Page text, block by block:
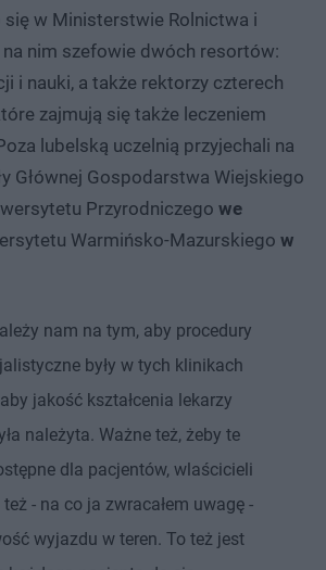
się w Ministerstwie Rolnictwa i
na nim szefowie dwóch resortów:
i nauki, a także rektorzy czterech
zajmują się także leczeniem
lubelską uczelnią przyjechali na
Głównej Gospodarstwa Wiejskiego
Przyrodniczego we
Warmińsko-Mazurskiego w
nam na tym, aby procedury
były w tych klinikach
jakość kształcenia lekarzy
należyta. Ważne też, żeby te
dla pacjentów, wlaścicieli
- na co ja zwracałem uwagę -
wyjazdu w teren. To też jest